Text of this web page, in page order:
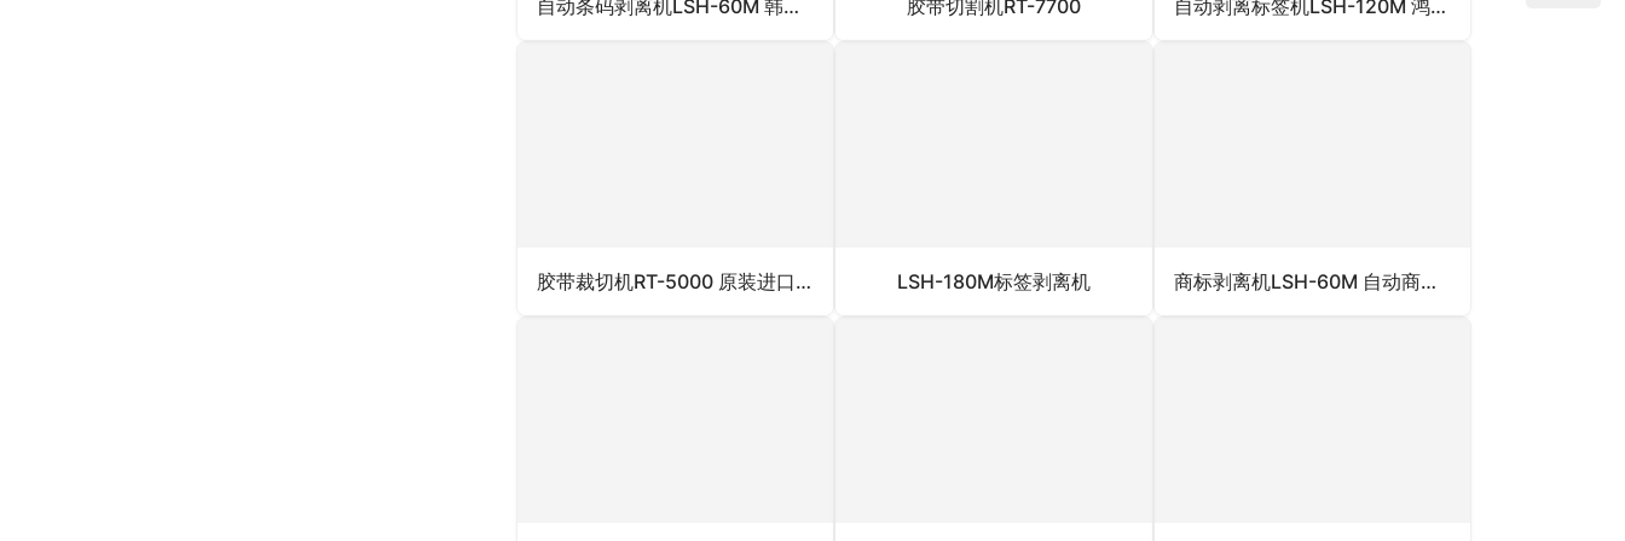
自动条码剥离机LSH-60M 韩国自动条码剥离机 胶带切割机RT-7700 自动剥离标签机LSH-120M 鸿锦自动剥离标签机
胶带裁切机RT-5000 原装进口胶带裁切机 LSH-180M标签剥离机 商标剥离机LSH-60M 自动商标剥离机